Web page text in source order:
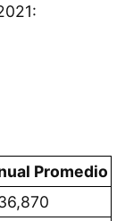
Promedio